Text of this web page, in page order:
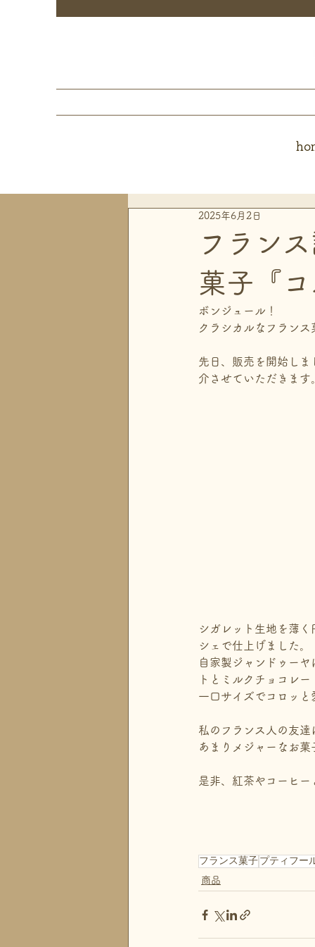
フラン
菓子『
2025年6月2日
ボンジュール！
クラシカルなフラン
先日、販売を開始し
介させていただきます
シガレット生地を薄
シェで仕上げました。
自家製ジャンドゥー
トとミルクチョコレ
一口サイズでコロッ
私のフランス人の友
あまりメジャーなお
是非、紅茶やコーヒ
フランス菓子プティフー
商品